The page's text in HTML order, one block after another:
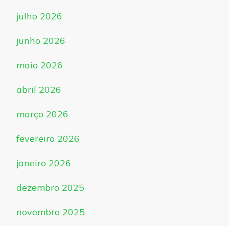
julho 2026
junho 2026
maio 2026
abril 2026
março 2026
fevereiro 2026
janeiro 2026
dezembro 2025
novembro 2025